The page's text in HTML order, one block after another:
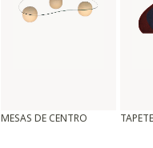
MESAS DE CENTRO